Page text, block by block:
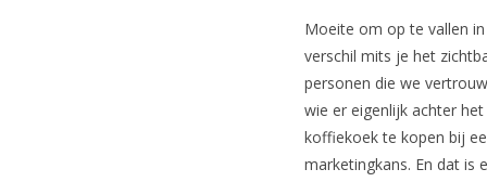
Moeite om op te vallen
verschil mits je het
personen die we
wie er eigenlijk achter
koffiekoek te kopen bij
marketingkans. En dat is